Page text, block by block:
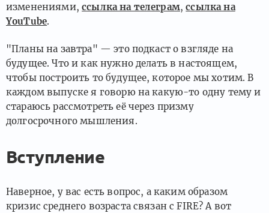
изменениями,ссылка на телеграм,ссылка на
YouTube.
"Планы на завтра" — это подкаст о взгляде на
будущее. Что и как нужно делать в настоящем,
чтобы построить то будущее, которое мы хотим. В
каждом выпуске я говорю на какую-то одну тему и
стараюсь рассмотреть её через призму
долгосрочного мышления.
Вступление
Наверное, у вас есть вопрос, а каким образом
кризис среднего возраста связан с FIRE? А вот